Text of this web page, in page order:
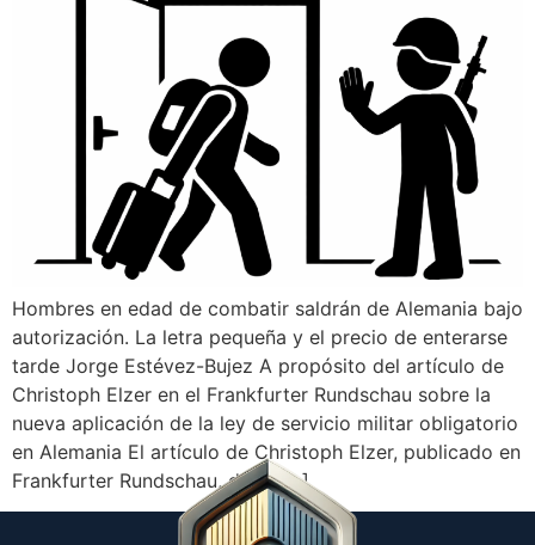
Hombres en edad de combatir saldrán de Alemania bajo
autorización. La letra pequeña y el precio de enterarse
tarde Jorge Estévez-Bujez A propósito del artículo de
Christoph Elzer en el Frankfurter Rundschau sobre la
nueva aplicación de la ley de servicio militar obligatorio
en Alemania El artículo de Christoph Elzer, publicado en
Frankfurter Rundschau, debe […]